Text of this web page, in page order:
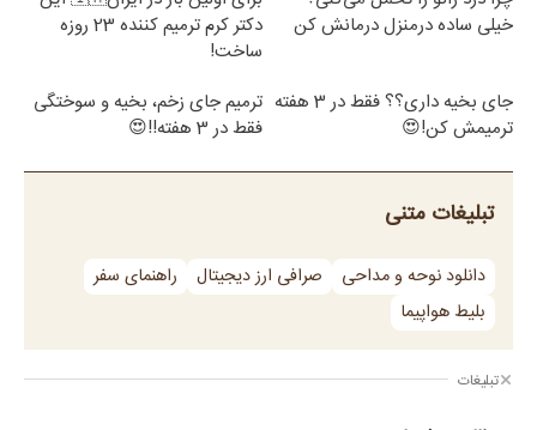
خیلی ساده درمنزل درمانش کن
دکتر کرم ترمیم کننده 23 روزه
ساخت!
جای بخیه داری؟؟ فقط در 3 هفته
ترمیمش کن!😍
ترمیم جای زخم، بخیه و سوختگی
فقط در 3 هفته!!😍
تبلیغات متنی
دانلود نوحه و مداحی صرافی ارز دیجیتال
راهنمای سفر
بلیط هواپیما
تبلیغات